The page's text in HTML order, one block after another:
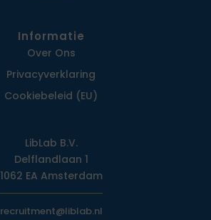
Informatie
Over Ons
Privacy­verklaring
Cookiebeleid (EU)
LibLab B.V.
Delflandlaan 1
1062 EA Amsterdam
recruitment@liblab.nl